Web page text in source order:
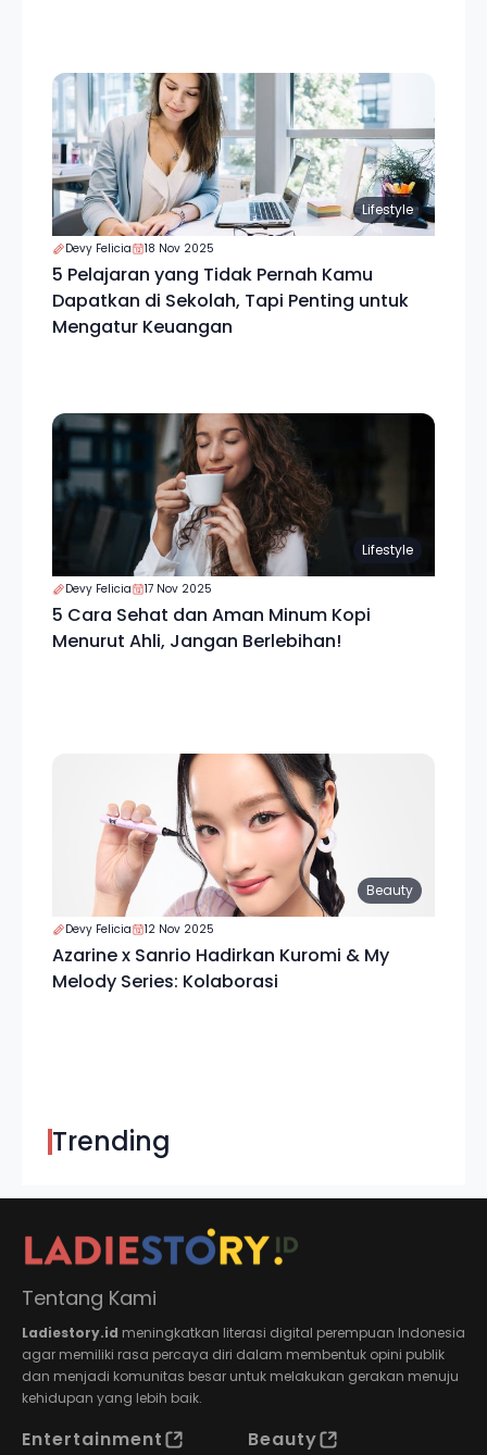
Lifestyle
Devy Felicia 18 Nov 2025
5 Pelajaran yang Tidak Pernah Kamu
Dapatkan di Sekolah, Tapi Penting untuk
Mengatur Keuangan
Lifestyle
Devy Felicia 17 Nov 2025
5 Cara Sehat dan Aman Minum Kopi
Menurut Ahli, Jangan Berlebihan!
Beauty
Devy Felicia 12 Nov 2025
Azarine x Sanrio Hadirkan Kuromi & My
Melody Series: Kolaborasi
Trending
Tentang Kami
Ladiestory.id meningkatkan literasi digital perempuan Indonesia
agar memiliki rasa percaya diri dalam membentuk opini publik
dan menjadi komunitas besar untuk melakukan gerakan menuju
kehidupan yang lebih baik.
Entertainment Beauty